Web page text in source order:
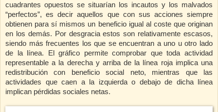
cuadrantes opuestos se situarían los incautos y los malvados
“perfectos”, es decir aquellos que con sus acciones siempre
obtienen para sí mismos un beneficio igual al coste que originan
en los demás. Por desgracia estos son relativamente escasos,
siendo más frecuentes los que se encuentran a uno u otro lado
de la línea. El gráfico permite comprobar que toda actividad
representable a la derecha y arriba de la línea roja implica una
redistribución con beneficio social neto, mientras que las
actividades que caen a la izquierda o debajo de dicha línea
implican pérdidas sociales netas.